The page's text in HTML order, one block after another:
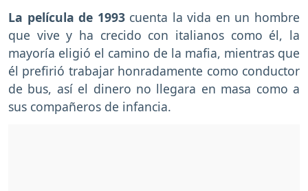
La película de 1993cuenta la vida en un hombre
que vive y ha crecido con italianos como él, la
mayoría eligió el camino de la mafia, mientras que
él prefirió trabajar honradamente como conductor
de bus, así el dinero no llegara en masa como a
sus compañeros de infancia.